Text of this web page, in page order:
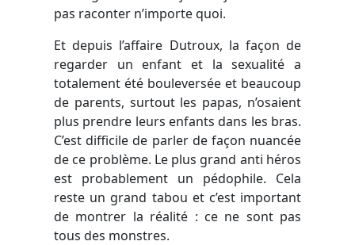
pas raconter n’importe quoi.
Et depuis l’affaire Dutroux, la façon de
regarder un enfant et la sexualité a
totalement été bouleversée et beaucoup
de parents, surtout les papas, n’osaient
plus prendre leurs enfants dans les bras.
C’est difficile de parler de façon nuancée
de ce problème. Le plus grand anti héros
est probablement un pédophile. Cela
reste un grand tabou et c’est important
de montrer la réalité : ce ne sont pas
tous des monstres.